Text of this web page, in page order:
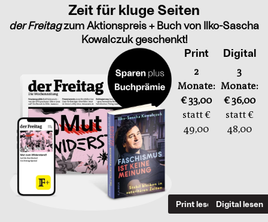
Zeit für kluge Seiten
der Freitagzum Aktionspreis + Buch von Ilko-Sascha
Kowalczuk geschenkt!
Print
2
Monate:
€ 33,00
statt €
49,00
Print lesen
Digital
3
Monate:
€ 36,00
statt €
48,00
Digital lesen